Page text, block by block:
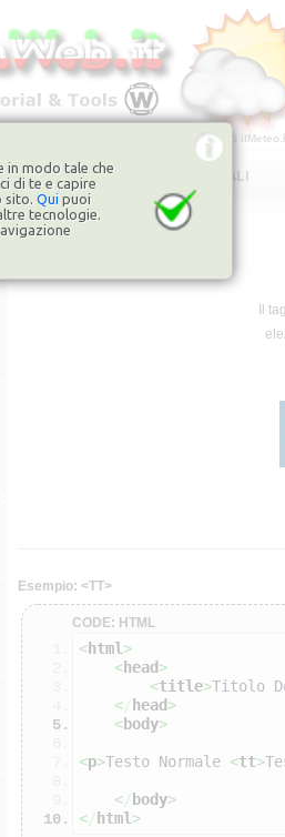
©2026
FORUM NOTE LEGALI
Il
Esempio: <TT>
CODE: HTML
<html >
<head>
<title>Titolo
</ head>
<body>
<p>Testo Normale <tt>
</ body>
</ html >
in modo tale che
di te e capire
sito. Qui puoi
tecnologie.